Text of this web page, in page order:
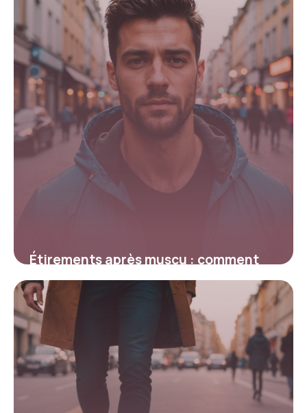
9 février 2026
Étirements après muscu : comment
optimiser la récupération sans
blessures
5 février 2026